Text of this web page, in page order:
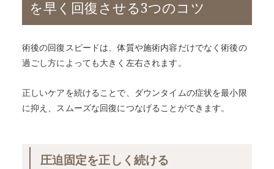
を早く回復させる3つのコツ
術後の回復スピードは、体質や施術内容だけでなく術後の
過ごし方によっても大きく左右されます。
正しいケアを続けることで、ダウンタイムの症状を最小限
に抑え、スムーズな回復につなげることができます。
圧迫固定を正しく続ける